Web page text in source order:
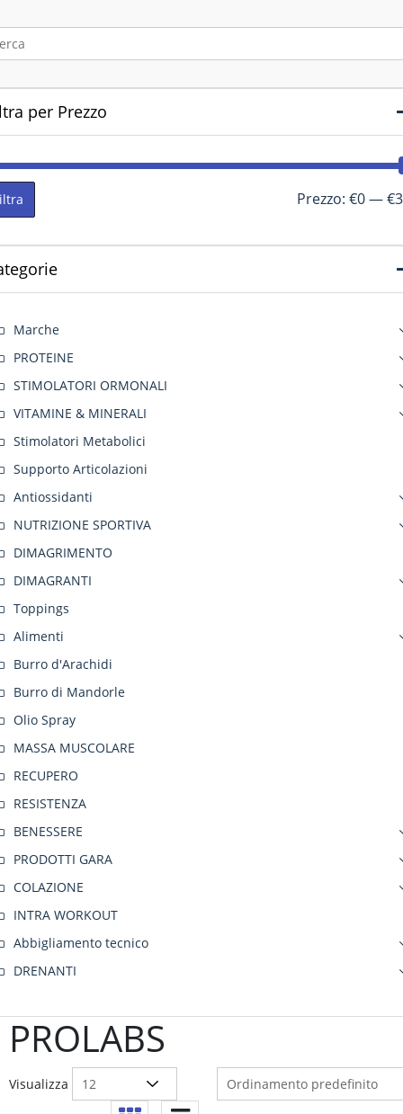
PROLABS
Visualizza
per Prezzo
Prezzo: €0—
Marche
PROTEINE
STIMOLATORI ORMONALI
VITAMINE & MINERALI
Stimolatori Metabolici
Supporto Articolazioni
Antiossidanti
NUTRIZIONE SPORTIVA
DIMAGRIMENTO
DIMAGRANTI
Toppings
Alimenti
Burro d'Arachidi
Burro di Mandorle
Olio Spray
MASSA MUSCOLARE
RECUPERO
RESISTENZA
BENESSERE
PRODOTTI GARA
COLAZIONE
INTRA WORKOUT
Abbigliamento tecnico
DRENANTI